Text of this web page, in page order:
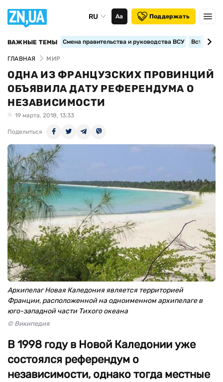
RU Аа Поддержать
ВАЖНЫЕ ТЕМЫ Смена правительства и руководства ВСУ
ГЛАВНАЯ МИР
ОДНА ИЗ ФРАНЦУЗСКИХ ПРОВИНЦИЙ
ОБЪЯВИЛА ДАТУ РЕФЕРЕНДУМА О
НЕЗАВИСИМОСТИ
19 марта, 2018, 13:33
Поделиться
Архипелаг Новая Каледония является территорией
Франции, расположенной на одноименном архипелаге в
юго-западной части Тихого океана
© Википедия
В 1998 году в Новой Каледонии уже
состоялся референдум о
независимости, однако тогда местные